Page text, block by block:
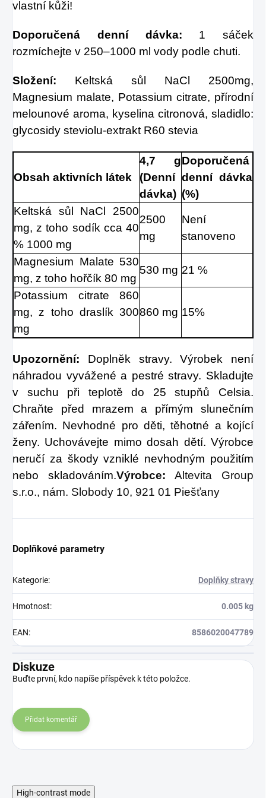
vlastní kůži!
Doporučená denní dávka: 1 sáček
rozmíchejte v 250–1000 ml vody podle chuti.
Složení: Keltská sůl NaCl 2500mg,
Magnesium malate, Potassium citrate, přírodní
melounové aroma, kyselina citronová, sladidlo:
glycosidy steviolu-extrakt R60 stevia
Obsah aktivních látek
4,7 g
(Denní
dávka)
Doporučená
denní dávka
(%)
Keltská sůl NaCl 2500
mg, z toho sodík cca 40
% 1000 mg
2500
mg
Není
stanoveno
Magnesium Malate 530
mg, z toho hořčík 80 mg
530 mg 21 %
Potassium citrate 860
mg, z toho draslík 300
mg
860 mg 15%
Upozornění: Doplněk stravy. Výrobek není
náhradou vyvážené a pestré stravy. Skladujte
v suchu při teplotě do 25 stupňů Celsia.
Chraňte před mrazem a přímým slunečním
zářením. Nevhodné pro děti, těhotné a kojící
ženy. Uchovávejte mimo dosah dětí. Výrobce
neručí za škody vzniklé nevhodným použitím
nebo skladováním.Výrobce: Altevita Group
s.r.o., nám. Slobody 10, 921 01 Piešťany
Doplňkové parametry
Kategorie: Doplňky stravy
Hmotnost: 0.005 kg
EAN: 8586020047789
Diskuze
Buďte první, kdo napíše příspěvek k této položce.
Přidat komentář
High-contrast mode